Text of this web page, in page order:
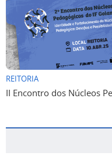
REITORIA
II Encontro dos Núcleos